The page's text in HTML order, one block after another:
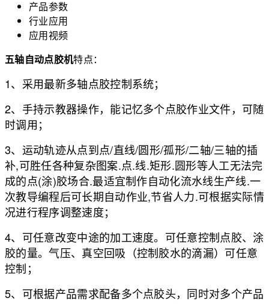
产品参数
行业应用
应用视频
五轴自动点胶机特点：
1、采用最新多轴点胶控制系统；
2、手持示教器操作，能记忆多个点胶作业文件，可随
时调用；
3、运动轨迹从点到点/直线/圆形/孤形/二轴/三轴的插
补,可胜任各种复杂图案.点.线.矩形.圆形等人工无法完
成的点(涂)胶场合.最适宜制作自动化流水线生产线.一
次教导编程后可长期自动作业,节省人力.可根据实际情
况进行程序调整速度；
4、可任意改变中途的加工速度。可任意控制点胶、涂
胶的量。气压、真空回吸（控制胶水的滴漏）可任意
控制；
5、可根据产品需求配备多个点胶头，同时对多个产品